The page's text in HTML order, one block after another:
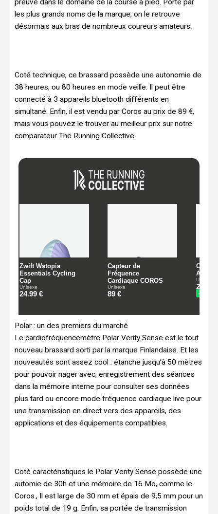
preuve dans le domaine de la course à pied. Porté par
les plus grands noms de la marque, on le retrouve
désormais aux bras de nombreux coureurs amateurs.
Coté technique, ce brassard possède une autonomie de
38 heures, ou 80 heures en mode veille. Il peut être
connecté à 3 appareils bluetooth différents en
simultané. Enfin, il est vendu par Coros au prix de 89 €,
mais vous pouvez le trouver au meilleur prix sur notre
comparateur The Running Collective.
Polar : un des premiers du marché
Le cardiofréquencemètre Polar Verity Sense est le tout
nouveau brassard sorti par la marque Finlandaise. Et les
nouveautés sont assez cool : étanche jusqu’à 50 mètres
pour pouvoir nager avec, enregistrement des séances
dans la mémoire interne pour consulter ses données
plus tard ou encore mode fréquence cardiaque live pour
une transmission en direct vers des appareils, des
applications et des équipements compatibles.
Coté caractéristiques le Polar Verity Sense possède une
automie de 30h et une mémoire de 16 Mo, comme le
Coros., Il est large de 30 mm et épais de 9,5 mm pour un
poids total de 19 g. Enfin, sa portée de transmission